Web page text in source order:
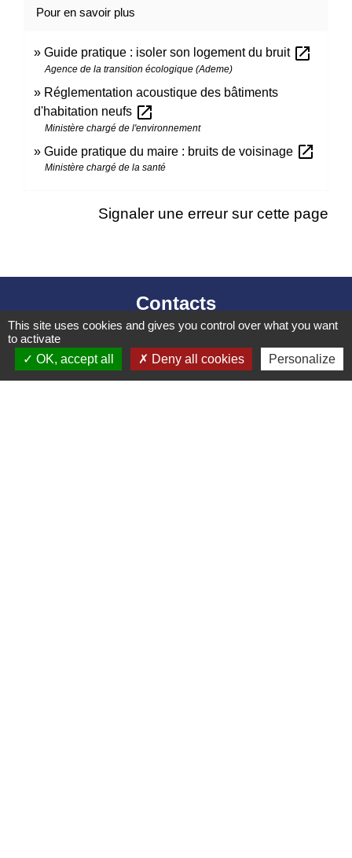
Pour en savoir plus
Guide pratique : isoler son logement du bruit open_in_new
Agence de la transition écologique (Ademe)
Réglementation acoustique des bâtiments
d'habitation neufs open_in_new
Ministère chargé de l'environnement
Guide pratique du maire : bruits de voisinage open_in_new
Ministère chargé de la santé
Signaler une erreur sur cette page
Contacts
Mairie d’Izieu
25, rue des Lauzes
01300 Izieu - FRANCE
This site uses cookies and gives you control over what you want
to activate
OK, accept all
Deny all cookies Personalize